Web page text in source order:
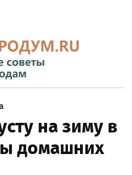
на зиму в
домашних